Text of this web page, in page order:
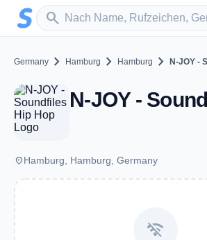
Zum Hauptinhalt springen
search
Sender suchen
Germany chevron_right Hamburg chevron_right Hamburg chevron_right N-JOY -
placeHamburg, Hamburg, Germany
wifi_off